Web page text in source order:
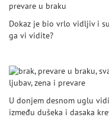
prevare u braku
Dokaz je bio vrlo vidljiv i
ga vi vidite?
U donjem desnom uglu
između dušeka i dasaka